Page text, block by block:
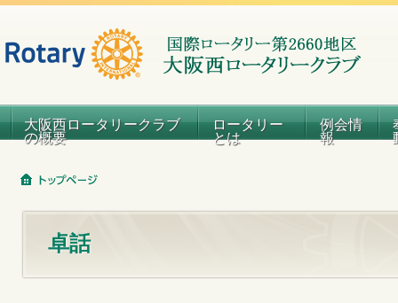
大阪西ロータリークラブ
の概要
ロータリー
とは
例会情
報
卓話